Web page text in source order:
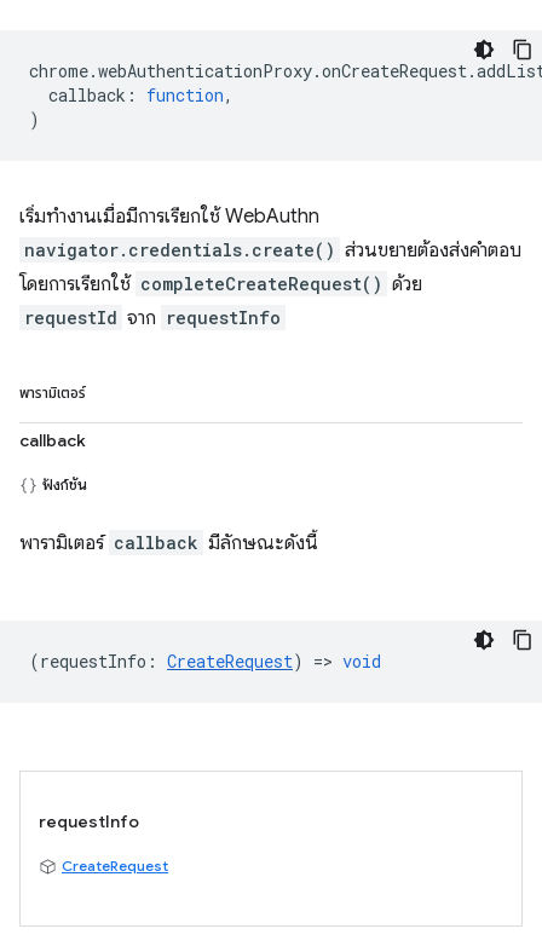
chrome.webAuthenticationProxy.onCreateRequest.
callback : function,
)
เริ่มทำงานเมื่อมีการเรียกใช้ WebAuthn
navigator.credentials.create() ส่วนขยายต้องส่งคำตอบ
โดยการเรียกใช้ completeCreateRequest() ด้วย
requestId จาก requestInfo
พารามิเตอร์
callback
ฟังก์ชัน
พารามิเตอร์ callback มีลักษณะดังนี้
(requestInfo : CreateRequest) => void
requestInfo
CreateRequest